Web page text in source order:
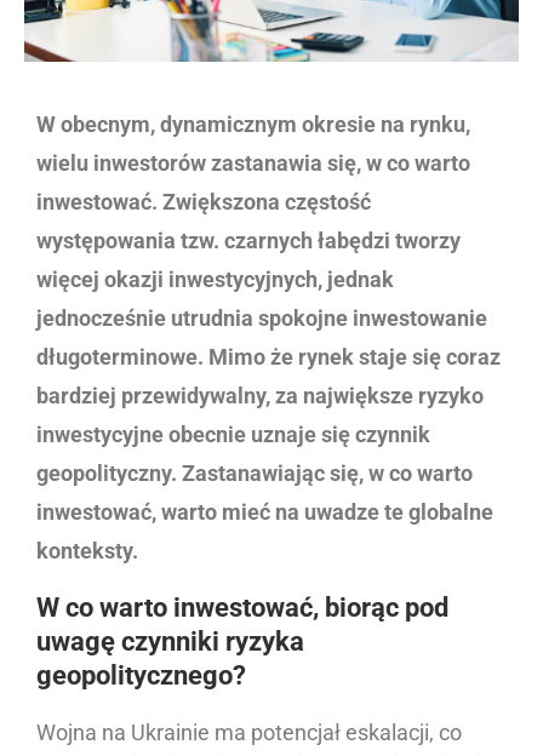
W obecnym, dynamicznym okresie na rynku,
wielu inwestorów zastanawia się, w co warto
inwestować. Zwiększona częstość
występowania tzw. czarnych łabędzi tworzy
więcej okazji inwestycyjnych, jednak
jednocześnie utrudnia spokojne inwestowanie
długoterminowe. Mimo że rynek staje się coraz
bardziej przewidywalny, za największe ryzyko
inwestycyjne obecnie uznaje się czynnik
geopolityczny. Zastanawiając się, w co warto
inwestować, warto mieć na uwadze te globalne
konteksty.
W co warto inwestować, biorąc pod
uwagę czynniki ryzyka
geopolitycznego?
Wojna na Ukrainie ma potencjał eskalacji, co